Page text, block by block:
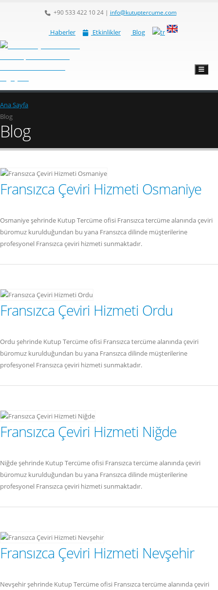
+90 533 422 10 24| info@kutuptercume.com
Haberler Etkinlikler Blog
Ana Sayfa
Blog
Blog
Fransızca Çeviri Hizmeti Osmaniye
Osmaniye şehrinde Kutup Tercüme ofisi Fransızca tercüme alanında çeviri
büromuz kurulduğundan bu yana Fransızca dilinde müşterilerine
profesyonel Fransızca çeviri hizmeti sunmaktadır.
Fransızca Çeviri Hizmeti Ordu
Ordu şehrinde Kutup Tercüme ofisi Fransızca tercüme alanında çeviri
büromuz kurulduğundan bu yana Fransızca dilinde müşterilerine
profesyonel Fransızca çeviri hizmeti sunmaktadır.
Fransızca Çeviri Hizmeti Niğde
Niğde şehrinde Kutup Tercüme ofisi Fransızca tercüme alanında çeviri
büromuz kurulduğundan bu yana Fransızca dilinde müşterilerine
profesyonel Fransızca çeviri hizmeti sunmaktadır.
Fransızca Çeviri Hizmeti Nevşehir
Nevşehir şehrinde Kutup Tercüme ofisi Fransızca tercüme alanında çeviri